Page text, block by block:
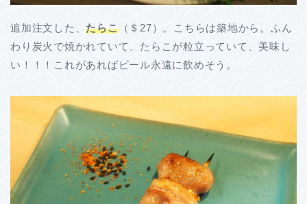
追加注文した、たらこ（＄27）。こちらは築地から。ふん
わり炭火で焼かれていて、たらこが粒立っていて、美味し
い！！！これがあればビール永遠に飲めそう。